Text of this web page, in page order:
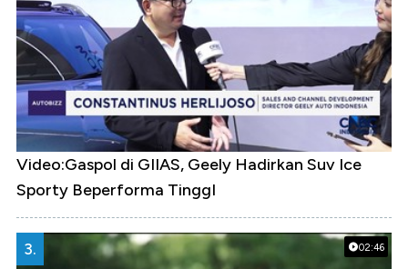
Video:Gaspol di GIIAS, Geely Hadirkan Suv Ice
Sporty Beperforma TinggI
02:46
3.